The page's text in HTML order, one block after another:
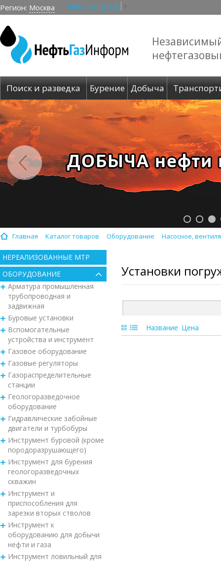
Регион: Москва Select Language
Поиск и разведка Бурение Добыча
Главная Каталог товаров Оборудование Насосное,
НЕРЕАЛИЗОВАННЫЕ МТР
ОБОРУДОВАНИЕ
Арматура промышленная
трубопроводная и
задвижная
Буровые установки
Вспомогательные
устройства и инструмент
Газовое оборудование
Газовые регуляторы
Газораспределительные
станции
Геологоразведочное
оборудование
Гидравлические забойные
двигатели и турбобуры
Инструмент буровой (кроме
породоразрушающего)
Инструмент для бурения
геологоразведочных
скважин
Инструмент и
приспособления для
зарезки вторых стволов
Инструмент к
оборудованию для добычи
нефти и газа
Инструмент ловильный для
Установки
Название Цена